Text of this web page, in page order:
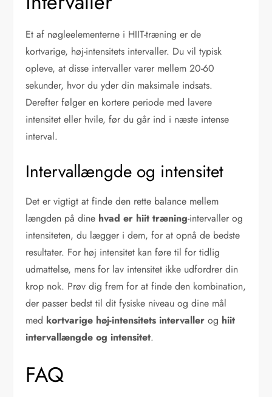
Et af nøgleelementerne i HIIT-træning er de
kortvarige, høj-intensitets intervaller. Du vil typisk
opleve, at disse intervaller varer mellem 20-60
sekunder, hvor du yder din maksimale indsats.
Derefter følger en kortere periode med lavere
intensitet eller hvile, før du går ind i næste intense
interval.
Intervallængde og intensitet
Det er vigtigt at finde den rette balance mellem
længden på dine hvad er hiit træning-intervaller og
intensiteten, du lægger i dem, for at opnå de bedste
resultater. For høj intensitet kan føre til for tidlig
udmattelse, mens for lav intensitet ikke udfordrer din
krop nok. Prøv dig frem for at finde den kombination,
der passer bedst til dit fysiske niveau og dine mål
med kortvarige høj-intensitets intervaller og hiit
intervallængde og intensitet.
FAQ